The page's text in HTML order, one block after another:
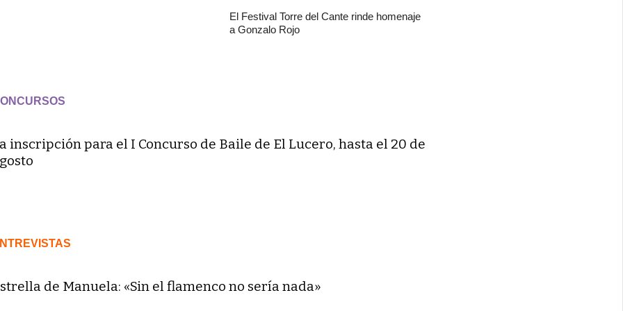
El Festival Torre del Cante rinde homenaje
a Gonzalo Rojo
inscripción para el I Concurso de Baile de El Lucero, hasta el 20 de
de Manuela: «Sin el flamenco no sería nada»